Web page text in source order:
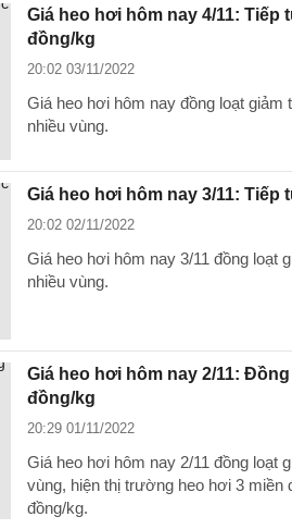
Giá heo hơi hôm nay 4/11: Tiếp
đồng/kg
20:02 03/11/2022
Giá heo hơi hôm nay đồng loạt
nhiều vùng.
Giá heo hơi hôm nay 3/11: Tiếp
20:02 02/11/2022
Giá heo hơi hôm nay 3/11 đồng loạt
nhiều vùng.
Giá heo hơi hôm nay 2/11:
đồng/kg
20:29 01/11/2022
Giá heo hơi hôm nay 2/11 đồng loạt
vùng, hiện thị trường heo hơi 3
đồng/kg.